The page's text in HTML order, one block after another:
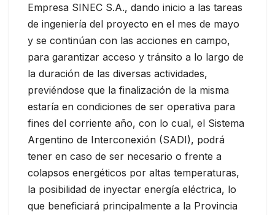
Empresa SINEC S.A., dando inicio a las tareas
de ingeniería del proyecto en el mes de mayo
y se continúan con las acciones en campo,
para garantizar acceso y tránsito a lo largo de
la duración de las diversas actividades,
previéndose que la finalización de la misma
estaría en condiciones de ser operativa para
fines del corriente año, con lo cual, el Sistema
Argentino de Interconexión (SADI), podrá
tener en caso de ser necesario o frente a
colapsos energéticos por altas temperaturas,
la posibilidad de inyectar energía eléctrica, lo
que beneficiará principalmente a la Provincia